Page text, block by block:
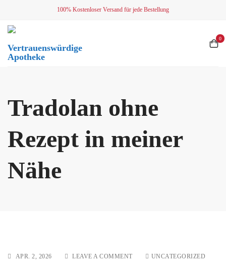
content
100% Kostenloser Versand für jede Bestellung
Vertrauenswürdige
Apotheke
0
Tradolan ohne
Rezept in meiner
Nähe
APR. 2, 2026 LEAVE A COMMENTON
UNCATEGORIZED